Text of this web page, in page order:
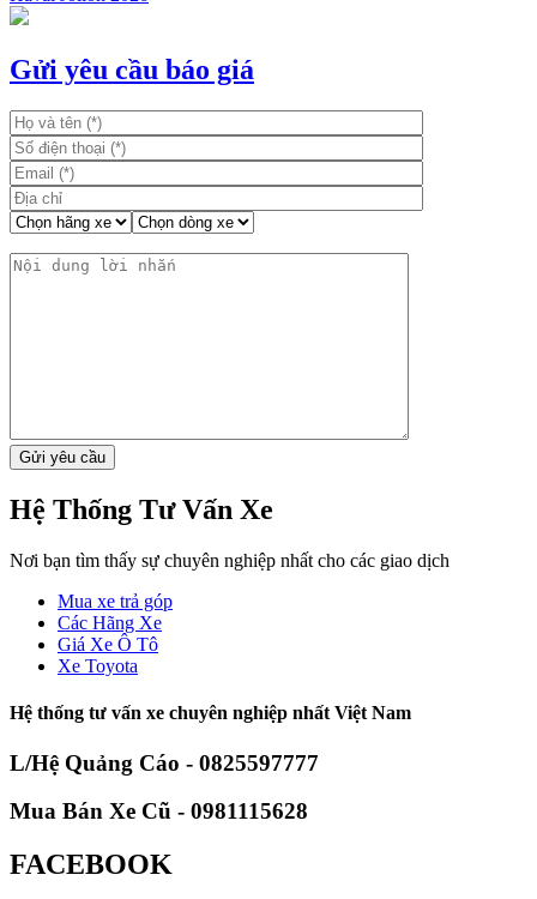
Gửi yêu cầu báo giá
Hệ Thống Tư Vấn Xe
Nơi bạn tìm thấy sự chuyên nghiệp nhất cho các giao dịch
Mua xe trả góp
Các Hãng Xe
Giá Xe Ô Tô
Xe Toyota
Hệ thống tư vấn xe chuyên nghiệp nhất Việt Nam
L/Hệ Quảng Cáo - 0825597777
Mua Bán Xe Cũ - 0981115628
FACEBOOK